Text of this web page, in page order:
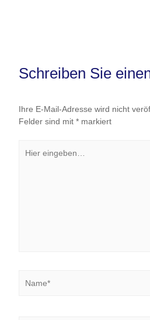
Schreiben Sie
Ihre E-Mail-Adresse wird nicht
Felder sind mit *markiert
eingeben…